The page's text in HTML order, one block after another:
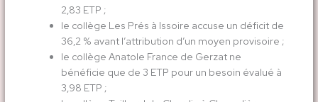
2,83 ETP ;
le collège Les Prés à Issoire accuse un déficit de
36,2 % avant l’attribution d’un moyen provisoire ;
le collège Anatole France de Gerzat ne
bénéficie que de 3 ETP pour un besoin évalué à
3,98 ETP ;